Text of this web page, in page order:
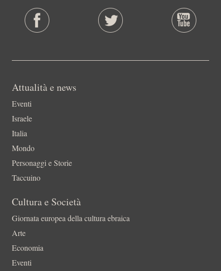
Attualità e news
Eventi
Israele
Italia
Mondo
Personaggi e Storie
Taccuino
Cultura e Società
Giornata europea della cultura ebraica
Arte
Economia
Eventi